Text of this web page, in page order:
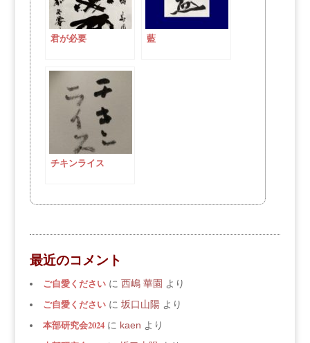
君が必要 藍
チキンライス
最近のコメント
ご自愛くださいに 西嶋 華園 より
ご自愛くださいに 坂口山陽より
本部研究会2024に kaen より